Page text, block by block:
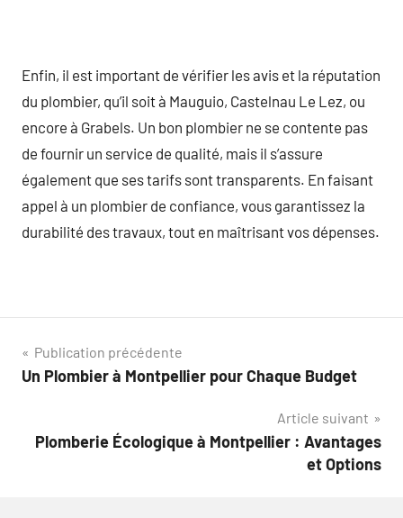
Enfin, il est important de vérifier les avis et la réputation
du plombier, qu’il soit à Mauguio, Castelnau Le Lez, ou
encore à Grabels. Un bon plombier ne se contente pas
de fournir un service de qualité, mais il s’assure
également que ses tarifs sont transparents. En faisant
appel à un plombier de confiance, vous garantissez la
durabilité des travaux, tout en maîtrisant vos dépenses.
Navigation
de
Publication précédente
Un Plombier à Montpellier pour Chaque Budget
Article suivant
Plomberie Écologique à Montpellier : Avantages
et Options